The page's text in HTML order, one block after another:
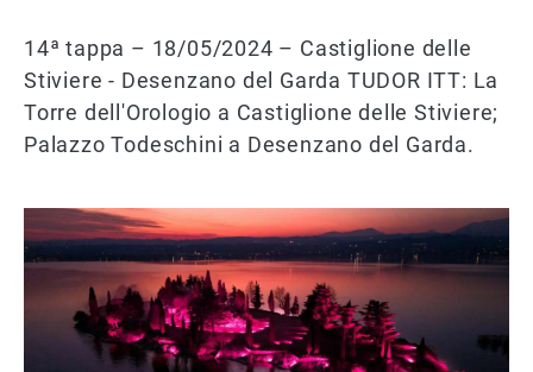
14ª tappa – 18/05/2024 – Castiglione delle
Stiviere - Desenzano del Garda TUDOR ITT: La
Torre dell'Orologio a Castiglione delle Stiviere;
Palazzo Todeschini a Desenzano del Garda.